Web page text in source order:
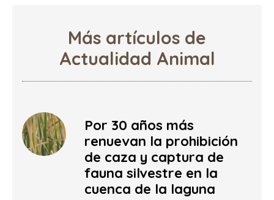
Más artículos de
Actualidad Animal
Por 30 años más
renuevan la prohibición
de caza y captura de
fauna silvestre en la
cuenca de la laguna